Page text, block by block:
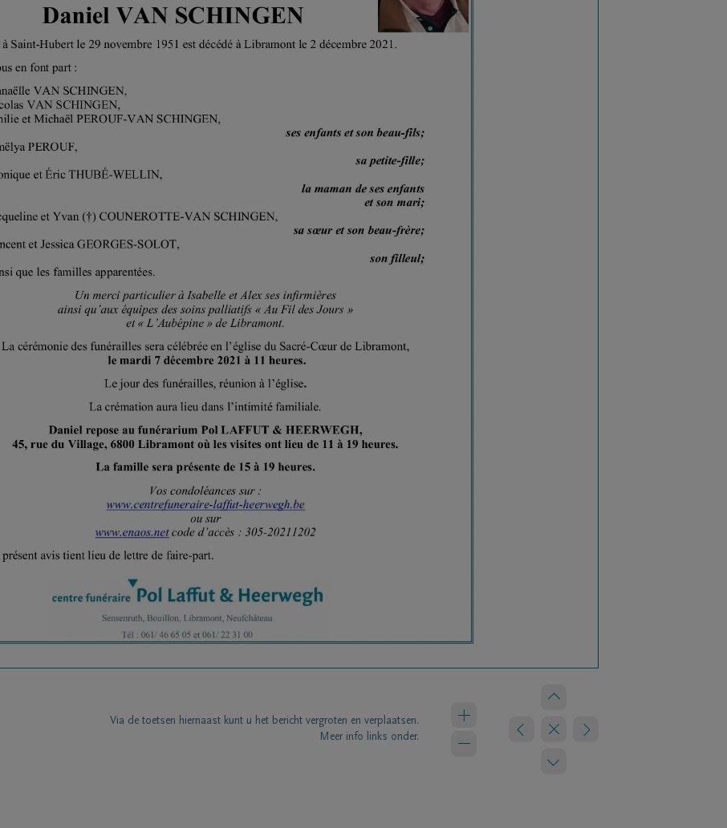
Via de toetsen hiernaast kunt u het bericht vergroten en verplaatsen.
Meer info links onder.